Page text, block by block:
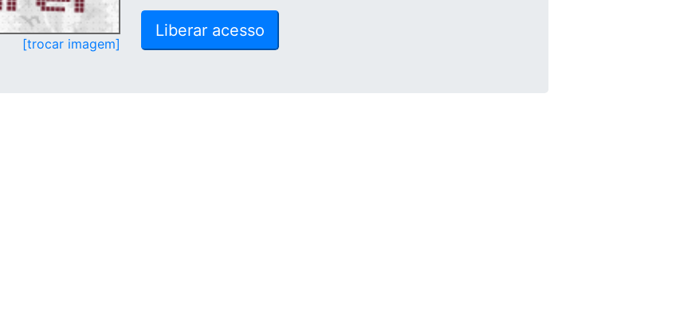
[trocar imagem]